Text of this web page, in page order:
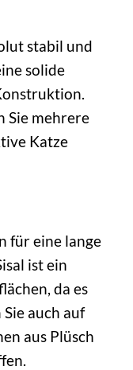
stabil und
solide
Sie mehrere
Katze
für eine lange
ist ein
da es
auch auf
aus Plüsch